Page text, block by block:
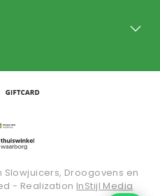
Droogovens en
- Realization InStijl Media